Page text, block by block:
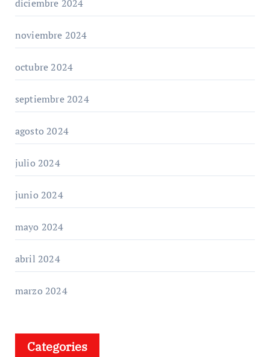
diciembre 2024
noviembre 2024
octubre 2024
septiembre 2024
agosto 2024
julio 2024
junio 2024
mayo 2024
abril 2024
marzo 2024
Categories